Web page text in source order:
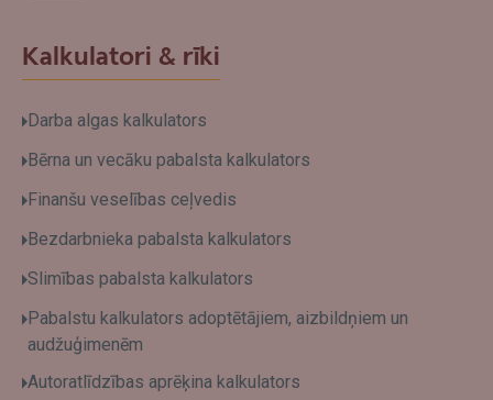
Kalkulatori & rīki
Darba algas kalkulators
Bērna un vecāku pabalsta kalkulators
Finanšu veselības ceļvedis
Bezdarbnieka pabalsta kalkulators
Slimības pabalsta kalkulators
Pabalstu kalkulators adoptētājiem, aizbildņiem un
audžuģimenēm
Autoratlīdzības aprēķina kalkulators